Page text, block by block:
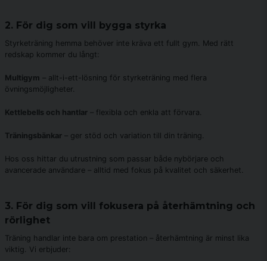
2. För dig som vill bygga styrka
Styrketräning hemma behöver inte kräva ett fullt gym. Med rätt
redskap kommer du långt:
Multigym – allt-i-ett-lösning för styrketräning med flera
övningsmöjligheter.
Kettlebells och hantlar – flexibla och enkla att förvara.
Träningsbänkar – ger stöd och variation till din träning.
Hos oss hittar du utrustning som passar både nybörjare och
avancerade användare – alltid med fokus på kvalitet och säkerhet.
3. För dig som vill fokusera på återhämtning och
rörlighet
Träning handlar inte bara om prestation – återhämtning är minst lika
viktig. Vi erbjuder: